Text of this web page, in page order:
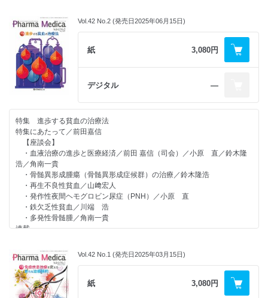
・Performance evaluation of the five most widely used rapid
diagnostic immunochromatographic kits for simultaneous
detection of SARS-CoV-2 and influenza viruses in Japan
Hidefumi Kakizoe ／ Kentaro Wakamatsu ／ Hisafumi Saeki ／
Ryosuke Watanabe ／
Ryosuke Tanitsu ／ Miki Miyazawa ／ Kazuo Umezawa ／ Haruyo
Shigeo Higami ／
Kyoko Hayashi ／ Toshio Kawahara ／ Hayato Miyachi ／ Satomi
Asai
【ゲノム医療の現状】
遺伝性筋疾患の遺伝学的診断／吉岡和香子／西野一三
【R＆D ～第一人者に聞く～】
肥大型心筋症を追い続けて
～マバカムテン承認までの道のり～／北岡裕章
【学会レポート】
・第89回日本循環器学会学術集会／室原豊明
・第28回日本遠隔医療学会学術大会をおえて／笠原真悟
・第42回日本神経治療学会学術集会／桑原 聡
・第5回 日本の医療はどうなるか −2− ／中原 仁／鈴木康裕
・第6回 介護・福祉・在宅医療現場における専門医療／川畑仁人／松井
利浩
【Medical Scope】
・機械学習を用いたポリジェニックリスクスコアの構築と臨床応用／三
宅顕光／田宮 元
・腎病理から考える糖尿病関連腎臓病（DKD）の病態／矢部友久／古
市賢吾
Vol.42 No.2 (発売日2025年06月15日)
紙 3,080円
デジタル ―
特集 進歩する貧血の治療法
特集にあたって／前田嘉信
【座談会】
・血液治療の進歩と医療経済／前田 嘉信（司会）／小原 直／鈴木隆
浩／角南一貴
・骨髄異形成腫瘍（骨髄異形成症候群）の治療／鈴木隆浩
・再生不良性貧血／山﨑宏人
・発作性夜間ヘモグロビン尿症（PNH）／小原 直
・鉄欠乏性貧血／川端 浩
・多発性骨髄腫／角南一貴
連載
遺伝性不整脈診療におけるゲノム医療／大野聖子
【R＆D ～第一人者に聞く～】
トラスツズマブ デルクステカン開発秘話と胃がん治療の展望／設楽
紘平
【CUTTING-EDGE MEDICAL INTRODUCTION】
Vol.42 No.1 (発売日2025年03月15日)
紙 3,080円